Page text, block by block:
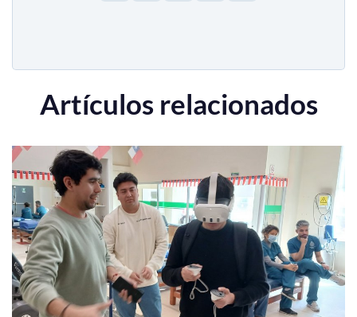
Artículos relacionados